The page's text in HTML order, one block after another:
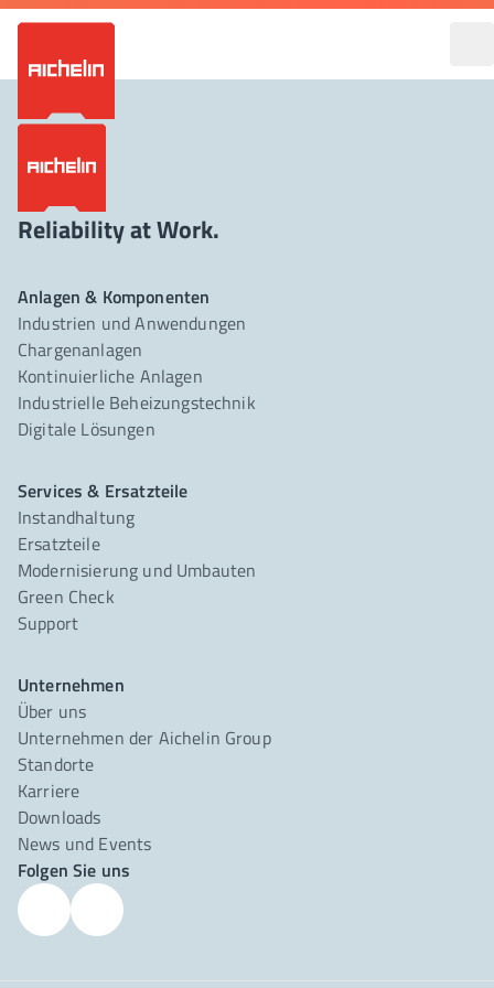
Reliability at Work.
Anlagen & Komponenten
Industrien und Anwendungen
Chargenanlagen
Kontinuierliche Anlagen
Industrielle Beheizungstechnik
Digitale Lösungen
Services & Ersatzteile
Instandhaltung
Ersatzteile
Modernisierung und Umbauten
Green Check
Support
Unternehmen
Über uns
Unternehmen der Aichelin Group
Standorte
Karriere
Downloads
News und Events
Folgen Sie uns